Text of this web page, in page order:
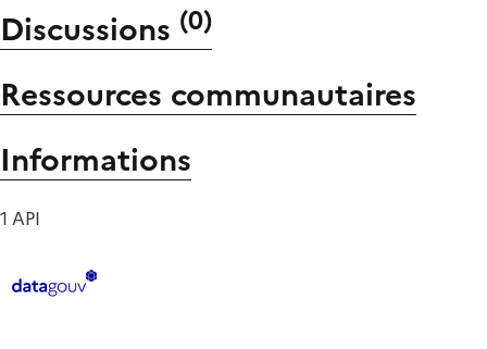
Discussions (0)
Ressources communautaires
Informations
1 API